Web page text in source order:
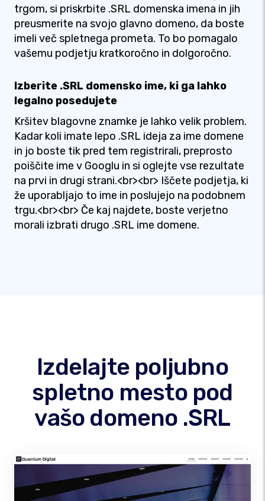
trgom, si priskrbite .SRL domenska imena in jih
preusmerite na svojo glavno domeno, da boste
imeli več spletnega prometa. To bo pomagalo
vašemu podjetju kratkoročno in dolgoročno.
Izberite .SRL domensko ime, ki ga lahko
legalno posedujete
Kršitev blagovne znamke je lahko velik problem.
Kadar koli imate lepo .SRL ideja za ime domene
in jo boste tik pred tem registrirali, preprosto
poiščite ime v Googlu in si oglejte vse rezultate
na prvi in ​​drugi strani.<br><br> Iščete podjetja, ki
že uporabljajo to ime in poslujejo na podobnem
trgu.<br><br> Če kaj najdete, boste verjetno
morali izbrati drugo .SRL ime domene.
Izdelajte poljubno
spletno mesto pod
vašo domeno .SRL